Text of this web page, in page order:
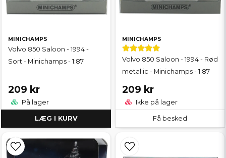
MINICHAMPS
Volvo 850 Saloon - 1994 -
Sort - Minichamps - 1:87
209 kr
På lager
LÆG I KURV
MINICHAMPS
Volvo 850 Saloon - 1994 - Rød
metallic - Minichamps - 1:87
209 kr
Ikke på lager
Få besked